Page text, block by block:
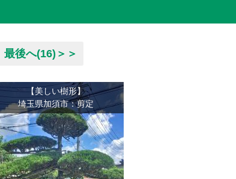
最後へ(16)＞＞
【美しい樹形】
埼玉県加須市：剪定